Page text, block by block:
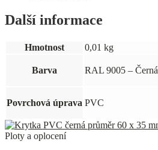
Další informace
Hmotnost 0,01 kg
Barva RAL 9005 – Černá
Povrchová úprava PVC
Ploty a oplocení